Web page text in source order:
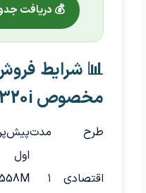
💰 دریافت
📊 شرایط
مخصوص BMW 320i
طرح مدت
اول
اقتصادی
۱